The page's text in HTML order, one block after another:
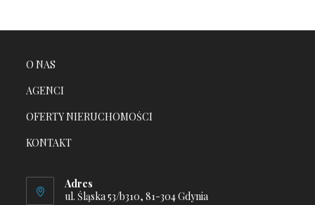
O NAS
AGENCI
OFERTY NIERUCHOMOŚCI
KONTAKT
Adres
ul. Śląska 53/b310, 81-304 Gdynia